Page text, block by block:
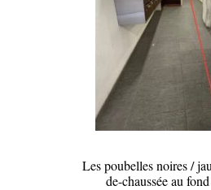
Les poubelles noires /
de-chaussée au